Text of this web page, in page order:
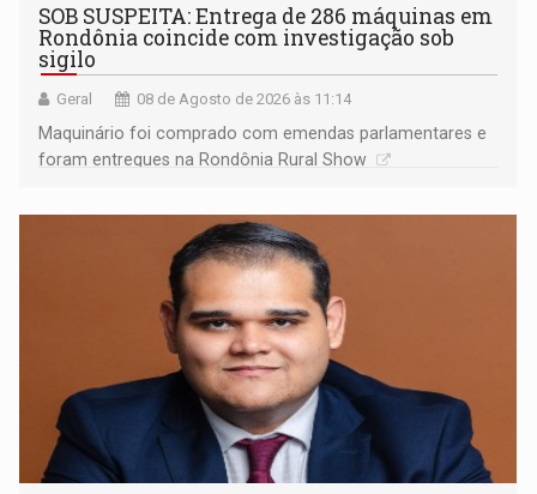
SOB SUSPEITA: Entrega de 286 máquinas em
Rondônia coincide com investigação sob
sigilo
Geral 08 de Agosto de 2026 às 11:14
Maquinário foi comprado com emendas parlamentares e
foram entregues na Rondônia Rural Show